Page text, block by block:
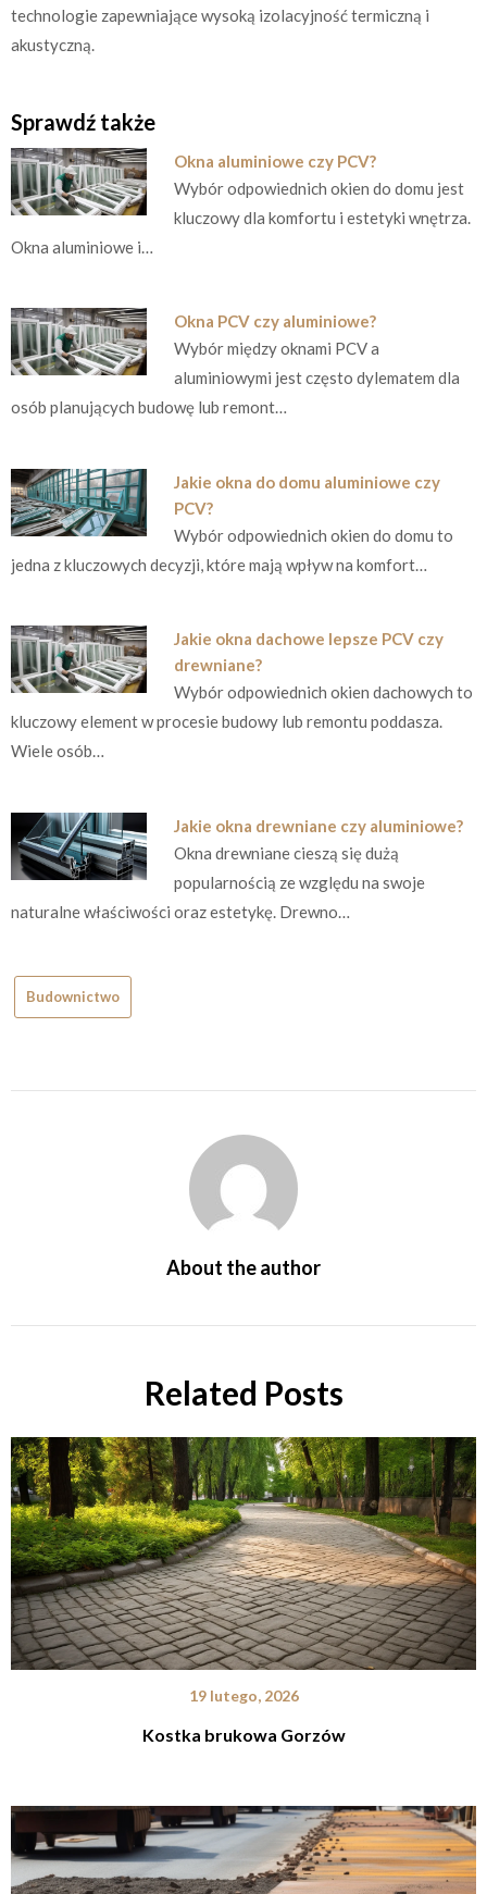
technologie zapewniające wysoką izolacyjność termiczną i
akustyczną.
Sprawdź także
Okna aluminiowe czy PCV?
Wybór odpowiednich okien do domu jest
kluczowy dla komfortu i estetyki wnętrza.
Okna aluminiowe i…
Okna PCV czy aluminiowe?
Wybór między oknami PCV a
aluminiowymi jest często dylematem dla
osób planujących budowę lub remont…
Jakie okna do domu aluminiowe czy
PCV?
Wybór odpowiednich okien do domu to
jedna z kluczowych decyzji, które mają wpływ na komfort…
Jakie okna dachowe lepsze PCV czy
drewniane?
Wybór odpowiednich okien dachowych to
kluczowy element w procesie budowy lub remontu poddasza.
Wiele osób…
Jakie okna drewniane czy aluminiowe?
Okna drewniane cieszą się dużą
popularnością ze względu na swoje
naturalne właściwości oraz estetykę. Drewno…
Budownictwo
About the author
Related Posts
19 lutego, 2026
Kostka brukowa Gorzów